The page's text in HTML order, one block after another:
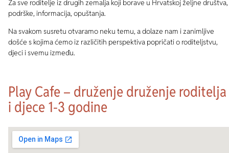
Za sve roditelje iz drugih zemalja koji borave u Hrvatskoj željne društva,
podrške, informacija, opuštanja.
Na svakom susretu otvaramo neku temu, a dolaze nam i zanimljive
došće s kojima ćemo iz različitih perspektiva popričati o roditeljstvu,
djeci i svemu između.
Play Cafe – druženje druženje roditelja
i djece 1-3 godine